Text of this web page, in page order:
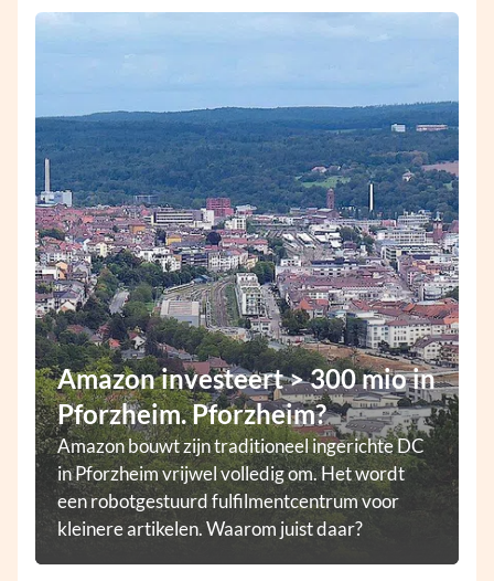
Amazon investeert > 300 mio in
Pforzheim. Pforzheim?
Amazon bouwt zijn traditioneel ingerichte DC
in Pforzheim vrijwel volledig om. Het wordt
een robotgestuurd fulfilmentcentrum voor
kleinere artikelen. Waarom juist daar?